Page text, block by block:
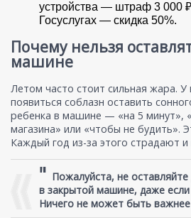
устройства — штраф 3 000
Госуслугах — скидка 50%.
Почему нельзя
машине
Летом часто стоит сильная жара.
появиться соблазн оставить
ребенка в машине — «на 5 минут»,
магазина» или «чтобы не будить».
Каждый год из-за этого страдают
" Пожалуйста, не
в закрытой машине, даже если
Ничего не может быть важнее